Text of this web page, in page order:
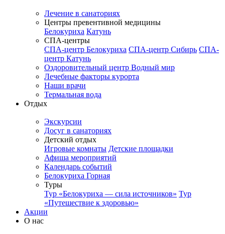
Лечение в санаториях
Центры превентивной медицины
Белокуриха Катунь
СПА-центры
СПА-центр Белокуриха СПА-центр Сибирь СПА-
центр Катунь
Оздоровительный центр Водный мир
Лечебные факторы курорта
Наши врачи
Термальная вода
Отдых
Экскурсии
Досуг в санаториях
Детский отдых
Игровые комнаты Детские площадки
Афиша мероприятий
Календарь событий
Белокуриха Горная
Туры
Тур «Белокуриха — сила источников» Тур
«Путешествие к здоровью»
Акции
О нас